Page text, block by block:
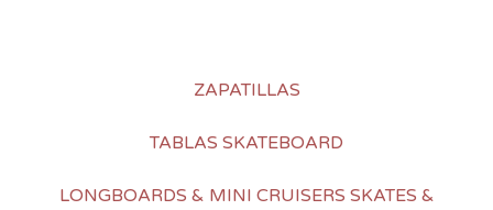
ZAPATILLAS
TABLAS SKATEBOARD
LONGBOARDS & MINI CRUISERS SKATES &